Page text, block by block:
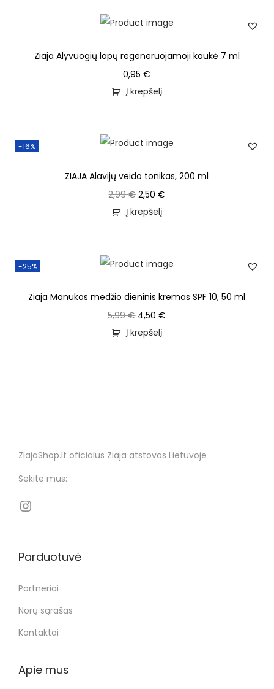
Ziaja Alyvuogių lapų regeneruojamoji kaukė 7 ml
0,95€
Į krepšelį
-16%
ZIAJA Alavijų veido tonikas, 200 ml
2,99€ 2,50€
Į krepšelį
-25%
Ziaja Manukos medžio dieninis kremas SPF 10, 50 ml
5,99€ 4,50€
Į krepšelį
ZiajaShop.lt oficialus Ziaja atstovas Lietuvoje
Sekite mus:
Parduotuvė
Partneriai
Norų sąrašas
Kontaktai
Apie mus